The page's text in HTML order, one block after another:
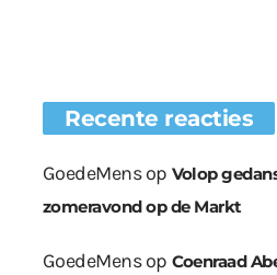
Recente reacties
GoedeMensop Volop
zomeravond op de Markt
GoedeMensop Coenraad